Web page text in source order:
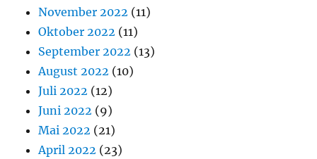
November 2022 (11)
Oktober 2022 (11)
September 2022 (13)
August 2022 (10)
Juli 2022 (12)
Juni 2022 (9)
Mai 2022 (21)
April 2022 (23)